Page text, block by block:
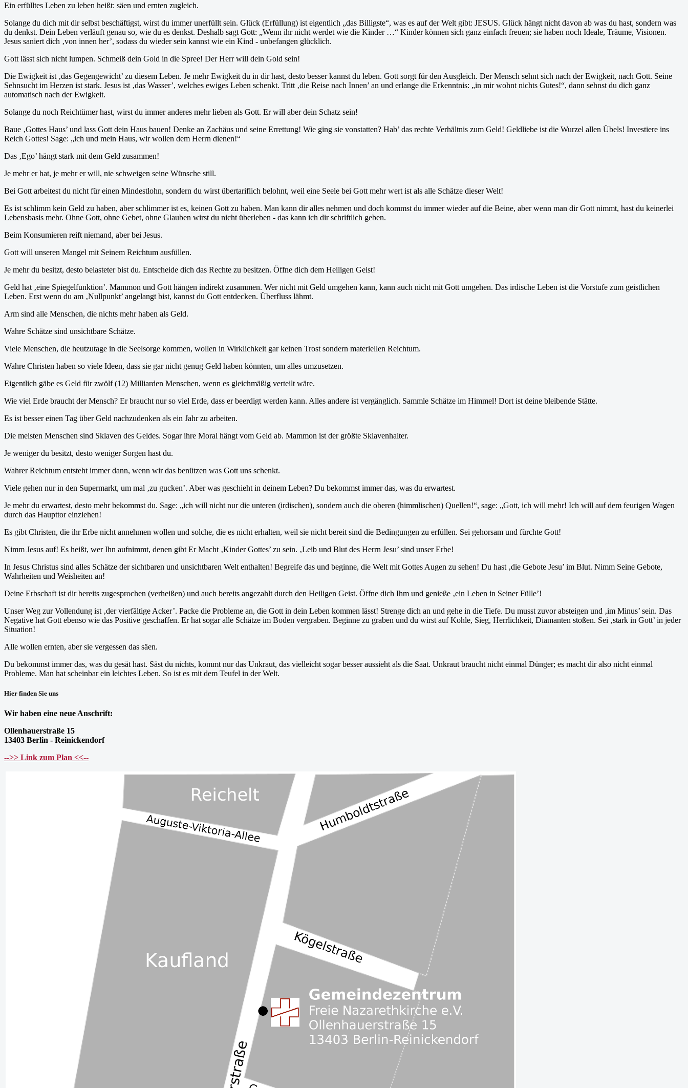
Ein erfülltes Leben zu leben heißt: säen und ernten zugleich.
Solange du dich mit dir selbst beschäftigst, wirst du immer unerfüllt sein. Glück (Erfüllung) ist eigentlich „das Billigste“, was es auf der Welt gibt: JESUS. Glück hängt nicht davon ab was du hast, sondern was
du denkst. Dein Leben verläuft genau so, wie du es denkst. Deshalb sagt Gott: „Wenn ihr nicht werdet wie die Kinder …“ Kinder können sich ganz einfach freuen; sie haben noch Ideale, Träume, Visionen.
Jesus saniert dich ‚von innen her’, sodass du wieder sein kannst wie ein Kind - unbefangen glücklich.
Gott lässt sich nicht lumpen. Schmeiß dein Gold in die Spree! Der Herr will dein Gold sein!
Die Ewigkeit ist ‚das Gegengewicht’ zu diesem Leben. Je mehr Ewigkeit du in dir hast, desto besser kannst du leben. Gott sorgt für den Ausgleich. Der Mensch sehnt sich nach der Ewigkeit, nach Gott. Seine
Sehnsucht im Herzen ist stark. Jesus ist ‚das Wasser’, welches ewiges Leben schenkt. Tritt ‚die Reise nach Innen’ an und erlange die Erkenntnis: „in mir wohnt nichts Gutes!“, dann sehnst du dich ganz
automatisch nach der Ewigkeit.
Solange du noch Reichtümer hast, wirst du immer anderes mehr lieben als Gott. Er will aber dein Schatz sein!
Baue ‚Gottes Haus’ und lass Gott dein Haus bauen! Denke an Zachäus und seine Errettung! Wie ging sie vonstatten? Hab’ das rechte Verhältnis zum Geld! Geldliebe ist die Wurzel allen Übels! Investiere ins
Reich Gottes! Sage: „ich und mein Haus, wir wollen dem Herrn dienen!“
Das ‚Ego’ hängt stark mit dem Geld zusammen!
Je mehr er hat, je mehr er will, nie schweigen seine Wünsche still.
Bei Gott arbeitest du nicht für einen Mindestlohn, sondern du wirst übertariflich belohnt, weil eine Seele bei Gott mehr wert ist als alle Schätze dieser Welt!
Es ist schlimm kein Geld zu haben, aber schlimmer ist es, keinen Gott zu haben. Man kann dir alles nehmen und doch kommst du immer wieder auf die Beine, aber wenn man dir Gott nimmt, hast du keinerlei
Lebensbasis mehr. Ohne Gott, ohne Gebet, ohne Glauben wirst du nicht überleben - das kann ich dir schriftlich geben.
Beim Konsumieren reift niemand, aber bei Jesus.
Gott will unseren Mangel mit Seinem Reichtum ausfüllen.
Je mehr du besitzt, desto belasteter bist du. Entscheide dich das Rechte zu besitzen. Öffne dich dem Heiligen Geist!
Geld hat ‚eine Spiegelfunktion’. Mammon und Gott hängen indirekt zusammen. Wer nicht mit Geld umgehen kann, kann auch nicht mit Gott umgehen. Das irdische Leben ist die Vorstufe zum geistlichen
Leben. Erst wenn du am ‚Nullpunkt’ angelangt bist, kannst du Gott entdecken. Überfluss lähmt.
Arm sind alle Menschen, die nichts mehr haben als Geld.
Wahre Schätze sind unsichtbare Schätze.
Viele Menschen, die heutzutage in die Seelsorge kommen, wollen in Wirklichkeit gar keinen Trost sondern materiellen Reichtum.
Wahre Christen haben so viele Ideen, dass sie gar nicht genug Geld haben könnten, um alles umzusetzen.
Eigentlich gäbe es Geld für zwölf (12) Milliarden Menschen, wenn es gleichmäßig verteilt wäre.
Wie viel Erde braucht der Mensch? Er braucht nur so viel Erde, dass er beerdigt werden kann. Alles andere ist vergänglich. Sammle Schätze im Himmel! Dort ist deine bleibende Stätte.
Es ist besser einen Tag über Geld nachzudenken als ein Jahr zu arbeiten.
Die meisten Menschen sind Sklaven des Geldes. Sogar ihre Moral hängt vom Geld ab. Mammon ist der größte Sklavenhalter.
Je weniger du besitzt, desto weniger Sorgen hast du.
Wahrer Reichtum entsteht immer dann, wenn wir das benützen was Gott uns schenkt.
Viele gehen nur in den Supermarkt, um mal ‚zu gucken’. Aber was geschieht in deinem Leben? Du bekommst immer das, was du erwartest.
Je mehr du erwartest, desto mehr bekommst du. Sage: „ich will nicht nur die unteren (irdischen), sondern auch die oberen (himmlischen) Quellen!“, sage: „Gott, ich will mehr! Ich will auf dem feurigen Wagen
durch das Haupttor einziehen!
Es gibt Christen, die ihr Erbe nicht annehmen wollen und solche, die es nicht erhalten, weil sie nicht bereit sind die Bedingungen zu erfüllen. Sei gehorsam und fürchte Gott!
Nimm Jesus auf! Es heißt, wer Ihn aufnimmt, denen gibt Er Macht ‚Kinder Gottes’ zu sein. ‚Leib und Blut des Herrn Jesu’ sind unser Erbe!
In Jesus Christus sind alles Schätze der sichtbaren und unsichtbaren Welt enthalten! Begreife das und beginne, die Welt mit Gottes Augen zu sehen! Du hast ‚die Gebote Jesu’ im Blut. Nimm Seine Gebote,
Wahrheiten und Weisheiten an!
Deine Erbschaft ist dir bereits zugesprochen (verheißen) und auch bereits angezahlt durch den Heiligen Geist. Öffne dich Ihm und genieße ‚ein Leben in Seiner Fülle’!
Unser Weg zur Vollendung ist ‚der vierfältige Acker’. Packe die Probleme an, die Gott in dein Leben kommen lässt! Strenge dich an und gehe in die Tiefe. Du musst zuvor absteigen und ‚im Minus’ sein. Das
Negative hat Gott ebenso wie das Positive geschaffen. Er hat sogar alle Schätze im Boden vergraben. Beginne zu graben und du wirst auf Kohle, Sieg, Herrlichkeit, Diamanten stoßen. Sei ‚stark in Gott’ in jeder
Situation!
Alle wollen ernten, aber sie vergessen das säen.
Du bekommst immer das, was du gesät hast. Säst du nichts, kommt nur das Unkraut, das vielleicht sogar besser aussieht als die Saat. Unkraut braucht nicht einmal Dünger; es macht dir also nicht einmal
Probleme. Man hat scheinbar ein leichtes Leben. So ist es mit dem Teufel in der Welt.
Hier finden Sie uns
Wir haben eine neue Anschrift:
Ollenhauerstraße 15
13403 Berlin - Reinickendorf
-->> Link zum Plan <<--